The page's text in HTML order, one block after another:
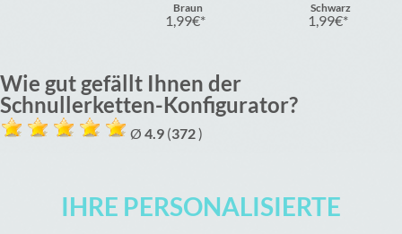
Braun
1,99€
Schwarz
1,99€
Wie gut gefällt Ihnen der
Schnullerketten-Konfigurator?
Ø 4.9 (372)
IHRE PERSONALISIERTE